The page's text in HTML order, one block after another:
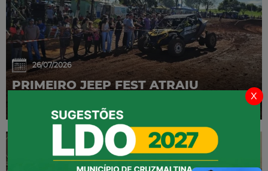
x
26/07/2026
PRIMEIRO JEEP FEST ATRAIU